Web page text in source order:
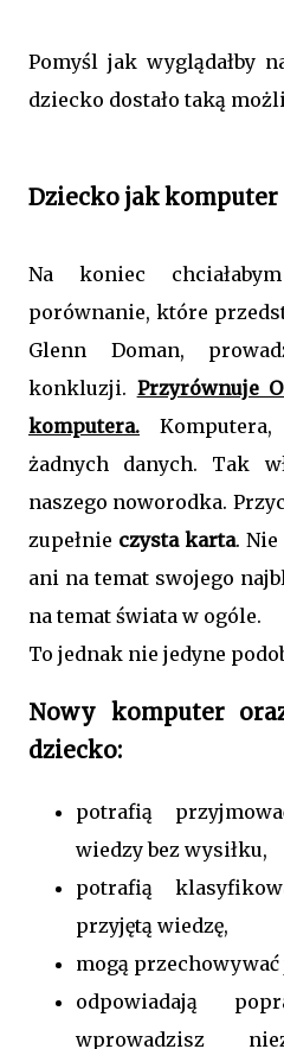
Pomyśl jak wyglądałby
dziecko dostało taką
Dziecko jak komputer
Na koniec
porównanie, które
Glenn Doman,
konkluzji. Przyrównuje
komputera.
żadnych danych. Tak
naszego noworodka.
zupełnie czysta karta.
ani na temat swojego
na temat świata w ogóle.
To jednak nie jedyne
Nowy komputer
dziecko:
potrafią
wiedzy bez wysiłku,
potrafią
przyjętą wiedzę,
mogą
odpowiadają
wprowadzisz